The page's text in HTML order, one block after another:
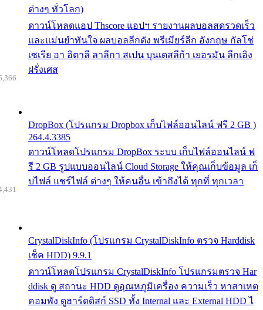
ต่างๆ ทั่วโลก)
ดาวน์โหลดแอป Thscore แอปฯ รายงานผลบอลสดรวดเร็ว
และแม่นยำทันใจ ผลบอลลีกดัง พรีเมียร์ลีก อังกฤษ กัลโช่
เซเรีย อา อิตาลี ลาลีกา สเปน บุนเดสลีก้า เยอรมัน ลีกเอิง
ฝรั่งเศส
DropBox (โปรแกรม Dropbox เก็บไฟล์ออนไลน์ ฟรี 2 GB )
264.4.3385
ดาวน์โหลดโปรแกรม DropBox ระบบ เก็บไฟล์ออนไลน์ ฟ
รี 2 GB รูปแบบออนไลน์ Cloud Storage ให้คุณเก็บข้อมูล เก็
บไฟล์ แชร์ไฟล์ ต่างๆ ให้คนอื่น เข้าถึงได้ ทุกที่ ทุกเวลา
CrystalDiskInfo (โปรแกรม CrystalDiskInfo ตรวจ Harddisk
เช็ค HDD) 9.9.1
ดาวน์โหลดโปรแกรม CrystalDiskInfo โปรแกรมตรวจ Har
ddisk ดู สถานะ HDD ดูอุณหภูมิเครื่อง ความเร็ว หาสาเหต
คอมพัง ดูฮาร์ดดิสก์ SSD ทั้ง Internal และ External HDD ไ